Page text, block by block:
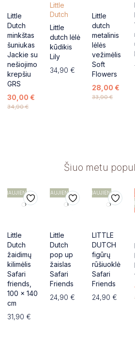
Little
Dutch
minkštas
šuniukas
Jackie su
nešiojimo
krepšiu
GRS
34,90€
30,00 €
Little
Dutch
Little
dutch lėlė
kūdikis
Lily
34,90 €
Little
dutch
metalinis
lėlės
vežimėlis
Soft
Flowers
33,90€
28,00 €
Šiuo metu
NAUJIENA
Little
Dutch
žaidimų
kilimėlis
Safari
friends,
100 x 140
cm
31,90 €
NAUJIENA
Little
Dutch
pop up
žaislas
Safari
Friends
24,90 €
NAUJIENA
LITTLE
DUTCH
figūrų
rūšiuoklė
Safari
Friends
24,90 €